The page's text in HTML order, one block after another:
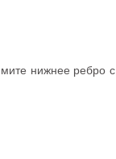
нижнее ребро с